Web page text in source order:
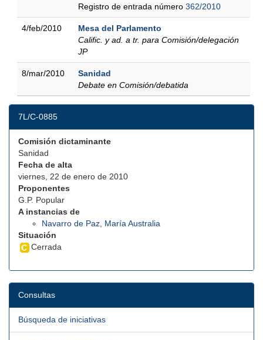
Registro de entrada número 362/2010
4/feb/2010
Mesa del Parlamento
Calific. y ad. a tr. para Comisión/delegación
JP
8/mar/2010
Sanidad
Debate en Comisión/debatida
7L/C-0885
Comisión dictaminante
Sanidad
Fecha de alta
viernes, 22 de enero de 2010
Proponentes
G.P. Popular
A instancias de
Navarro de Paz, María Australia
Situación
Cerrada
Consultas
Búsqueda de iniciativas